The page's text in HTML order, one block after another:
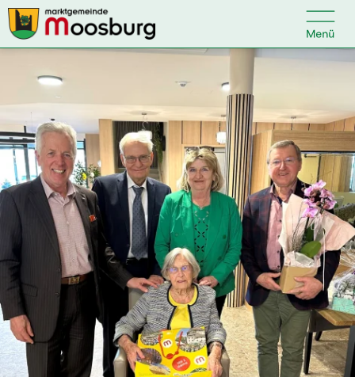
Kontakt 
Suche nach:
Startseite
Kundenservice
Ihr Anliegen
Veranstaltungen
Politik